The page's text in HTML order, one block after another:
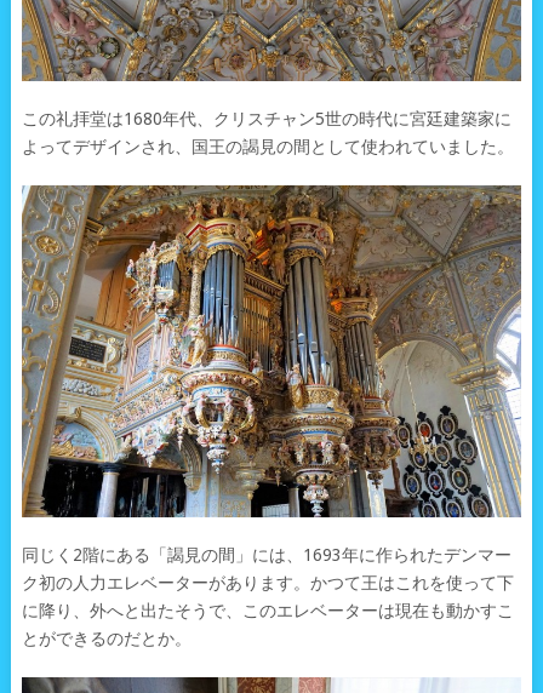
この礼拝堂は1680年代、クリスチャン5世の時代に宮廷建築家に
よってデザインされ、国王の謁見の間として使われていました。
同じく2階にある「謁見の間」には、1693年に作られたデンマー
ク初の人力エレベーターがあります。かつて王はこれを使って下
に降り、外へと出たそうで、このエレベーターは現在も動かすこ
とができるのだとか。